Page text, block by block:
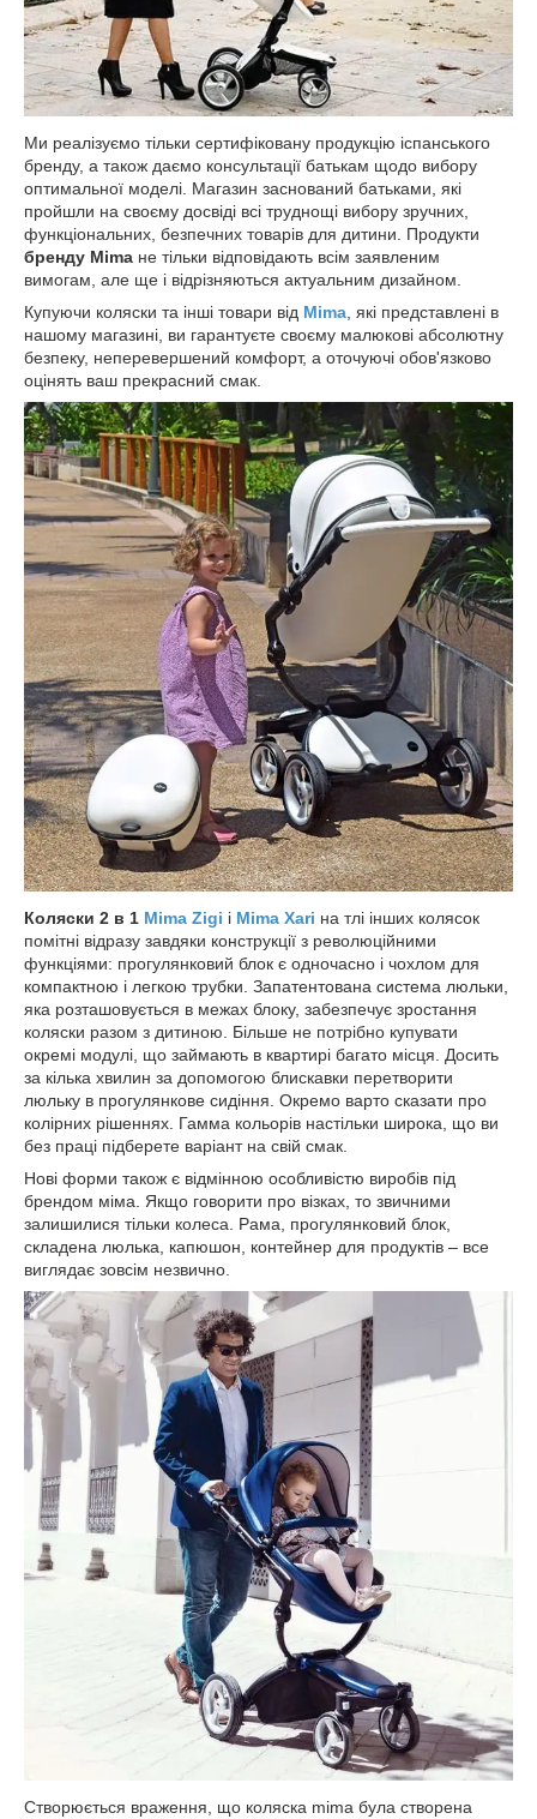
Ми реалізуємо тільки сертифіковану продукцію іспанського
бренду, а також даємо консультації батькам щодо вибору
оптимальної моделі. Магазин заснований батьками, які
пройшли на своєму досвіді всі труднощі вибору зручних,
функціональних, безпечних товарів для дитини. Продукти
бренду Mima не тільки відповідають всім заявленим
вимогам, але ще і відрізняються актуальним дизайном.
Купуючи коляски та інші товари від Mima , які представлені в
нашому магазині, ви гарантуєте своєму малюкові абсолютну
безпеку, неперевершений комфорт, а оточуючі обов'язково
оцінять ваш прекрасний смак.
Коляски 2 в 1 Mima Zigi і Mima Xari на тлі інших колясок
помітні відразу завдяки конструкції з революційними
функціями: прогулянковий блок є одночасно і чохлом для
компактною і легкою трубки. Запатентована система люльки,
яка розташовується в межах блоку, забезпечує зростання
коляски разом з дитиною. Більше не потрібно купувати
окремі модулі, що займають в квартирі багато місця. Досить
за кілька хвилин за допомогою блискавки перетворити
люльку в прогулянкове сидіння. Окремо варто сказати про
колірних рішеннях. Гамма кольорів настільки широка, що ви
без праці підберете варіант на свій смак.
Нові форми також є відмінною особливістю виробів під
брендом міма. Якщо говорити про візках, то звичними
залишилися тільки колеса. Рама, прогулянковий блок,
складена люлька, капюшон, контейнер для продуктів – все
виглядає зовсім незвично.
Створюється враження, що коляска mima була створена